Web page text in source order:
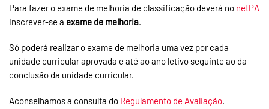
Para fazer o exame de melhoria de classificação deverá no netPA
inscrever-se a exame de melhoria.
Só poderá realizar o exame de melhoria uma vez por cada
unidade curricular aprovada e até ao ano letivo seguinte ao da
conclusão da unidade curricular.
Aconselhamos a consulta do Regulamento de Avaliação.